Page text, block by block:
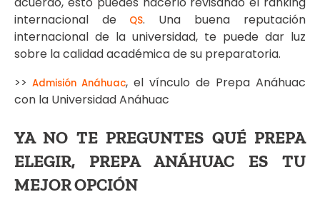
internacional de QS. Una buena reputación
internacional de la universidad, te puede dar luz
sobre la calidad académica de su preparatoria.
>> Admisión Anáhuac, el vínculo de Prepa Anáhuac
con la Universidad Anáhuac
YA NO TE PREGUNTES QUÉ PREPA
ELEGIR, PREPA ANÁHUAC ES TU
MEJOR OPCIÓN